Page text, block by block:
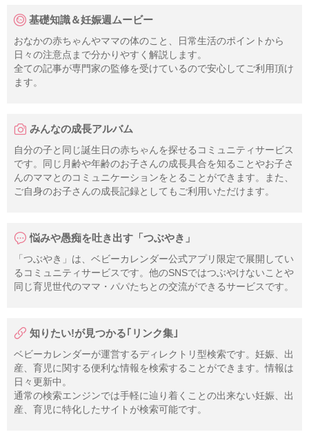
基礎知識＆妊娠週ムービー
おなかの赤ちゃんやママの体のこと、日常生活のポイントから
日々の注意点まで分かりやすく解説します。
全ての記事が専門家の監修を受けているので安心してご利用頂け
ます。
みんなの成長アルバム
自分の子と同じ誕生日の赤ちゃんを探せるコミュニティサービス
です。同じ月齢や年齢のお子さんの成長具合を知ることやお子さ
んのママとのコミュニケーションをとることができます。また、
ご自身のお子さんの成長記録としてもご利用いただけます。
悩みや愚痴を吐き出す「つぶやき」
「つぶやき」は、ベビーカレンダー公式アプリ限定で展開してい
るコミュニティサービスです。他のSNSではつぶやけないことや
同じ育児世代のママ・パパたちとの交流ができるサービスです。
知りたい!が見つかる｢リンク集｣
ベビーカレンダーが運営するディレクトリ型検索です。妊娠、出
産、育児に関する便利な情報を検索することができます。情報は
日々更新中。
通常の検索エンジンでは手軽に辿り着くことの出来ない妊娠、出
産、育児に特化したサイトが検索可能です。